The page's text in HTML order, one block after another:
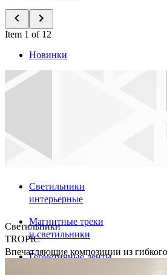
Item 1 of 12
Новинки
Светильники
интерьерные
Магнитные треки
и светильники
Герметичные ленты
Светильники
TROPIC
Впечатляющие композиции из